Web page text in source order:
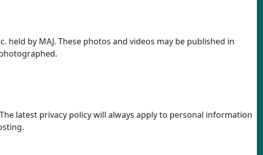
held by MAJ. These photos and videos may be published in
latest privacy policy will always apply to personal information